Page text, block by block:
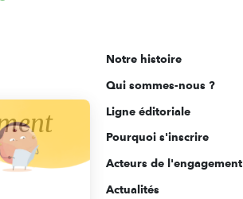
Notre histoire
Qui sommes-nous ?
Ligne éditoriale
Pourquoi s'inscrire
Acteurs de l'engagement
Actualités